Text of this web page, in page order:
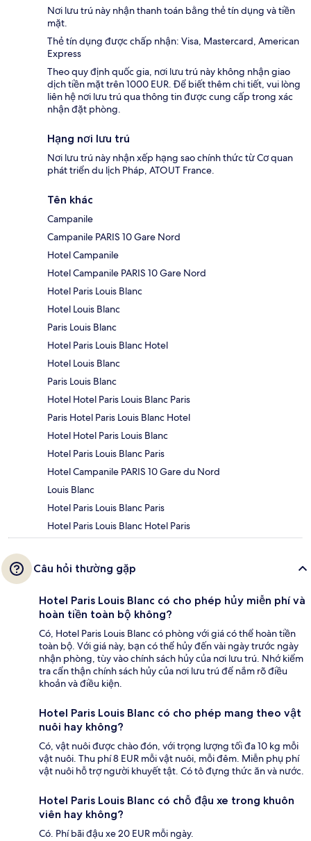
Nơi lưu trú này nhận thanh toán bằng thẻ tín dụng và tiền
mặt.
Thẻ tín dụng được chấp nhận: Visa, Mastercard, American
Express
Theo quy định quốc gia, nơi lưu trú này không nhận giao
dịch tiền mặt trên 1000 EUR. Để biết thêm chi tiết, vui lòng
liên hệ nơi lưu trú qua thông tin được cung cấp trong xác
nhận đặt phòng.
Hạng nơi lưu trú
Nơi lưu trú này nhận xếp hạng sao chính thức từ Cơ quan
phát triển du lịch Pháp, ATOUT France.
Tên khác
Campanile
Campanile PARIS 10 Gare Nord
Hotel Campanile
Hotel Campanile PARIS 10 Gare Nord
Hotel Paris Louis Blanc
Hotel Louis Blanc
Paris Louis Blanc
Hotel Paris Louis Blanc Hotel
Hotel Louis Blanc
Paris Louis Blanc
Hotel Hotel Paris Louis Blanc Paris
Paris Hotel Paris Louis Blanc Hotel
Hotel Hotel Paris Louis Blanc
Hotel Paris Louis Blanc Paris
Hotel Campanile PARIS 10 Gare du Nord
Louis Blanc
Hotel Paris Louis Blanc Paris
Hotel Paris Louis Blanc Hotel Paris
Câu hỏi thường gặp
Hotel Paris Louis Blanc có cho phép hủy miễn phí và
hoàn tiền toàn bộ không?
Có, Hotel Paris Louis Blanc có phòng với giá có thể hoàn tiền
toàn bộ. Với giá này, bạn có thể hủy đến vài ngày trước ngày
nhận phòng, tùy vào chính sách hủy của nơi lưu trú. Nhớ kiểm
tra cẩn thận chính sách hủy của nơi lưu trú để nắm rõ điều
khoản và điều kiện.
Hotel Paris Louis Blanc có cho phép mang theo vật
nuôi hay không?
Có, vật nuôi được chào đón, với trọng lượng tối đa 10 kg mỗi
vật nuôi. Thu phí 8 EUR mỗi vật nuôi, mỗi đêm. Miễn phụ phí
vật nuôi hỗ trợ người khuyết tật. Có tô đựng thức ăn và nước.
Hotel Paris Louis Blanc có chỗ đậu xe trong khuôn
viên hay không?
Có. Phí bãi đậu xe 20 EUR mỗi ngày.